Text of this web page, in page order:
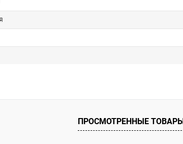
ПРОСМОТРЕННЫЕ ТОВАРЫ